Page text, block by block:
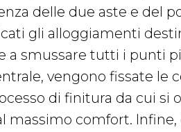
delle due aste e del
gli alloggiamenti
a smussare tutti i punti
vengono fissate le
di finitura da cui si
massimo comfort.